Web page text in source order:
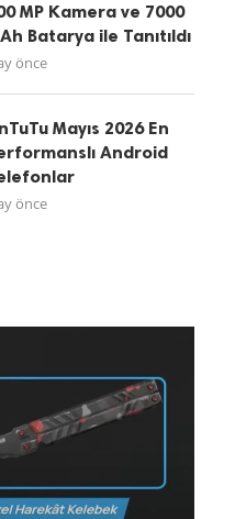
MP Kamera ve 7000
Batarya ile Tanıtıldı
önce
Mayıs 2026 En
Android
önce